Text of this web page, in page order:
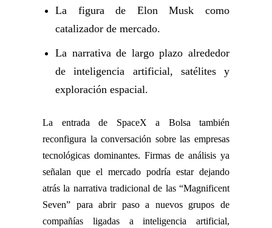
La figura de Elon Musk como
catalizador de mercado.
La narrativa de largo plazo alrededor
de inteligencia artificial, satélites y
exploración espacial.
La entrada de SpaceX a Bolsa también
reconfigura la conversación sobre las empresas
tecnológicas dominantes. Firmas de análisis ya
señalan que el mercado podría estar dejando
atrás la narrativa tradicional de las “Magnificent
Seven” para abrir paso a nuevos grupos de
compañías ligadas a inteligencia artificial,